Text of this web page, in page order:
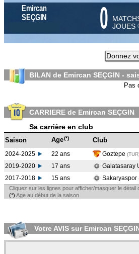
Emircan
SEÇGIN
0 JOUES (
Donnez
BILAN de Emircan SEÇGIN -
Pas
CARRIERE de Emircan SEÇGIN
Sa carrière en club
Saison Age(*) Club
2024-2025 22 ans Goztepe (TUR
2019-2020
17 ans Galatasaray
2017-2018
15 ans Sakaryaspor
Cliquez sur les lignes pour afficher/masquer le détail
(*) Age au début de la saison
Votre AVIS sur Emircan